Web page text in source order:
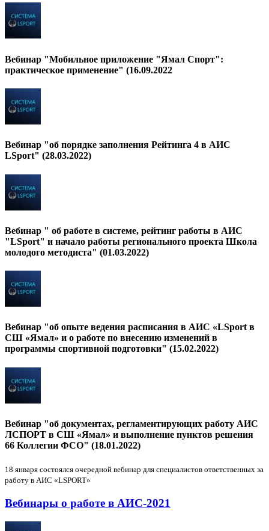
Вебинар "Мобильное приложение "Ямал Спорт":
практическое применение" (16.09.2022
Вебинар "об порядке заполнения Рейтинга 4 в АИС
LSport" (28.03.2022)
Вебинар " об работе в системе, рейтинг работы в АИС
"LSport" и начало работы регионального проекта Школа
молодого методиста" (01.03.2022)
Вебинар "об опыте ведения расписания в АИС «LSport в
СШ «Ямал» и о работе по внесению изменений в
программы спортивной подготовки" (15.02.2022)
Вебинар "об документах, регламентирующих работу АИС
ЛСПОРТ в СШ «Ямал» и выполнение пунктов решения
66 Коллегии ФСО" (18.01.2022)
18 января состоялся очередной вебинар для специалистов ответственных за
работу в АИС «LSPORT»
Вебинары о работе в АИС-2021